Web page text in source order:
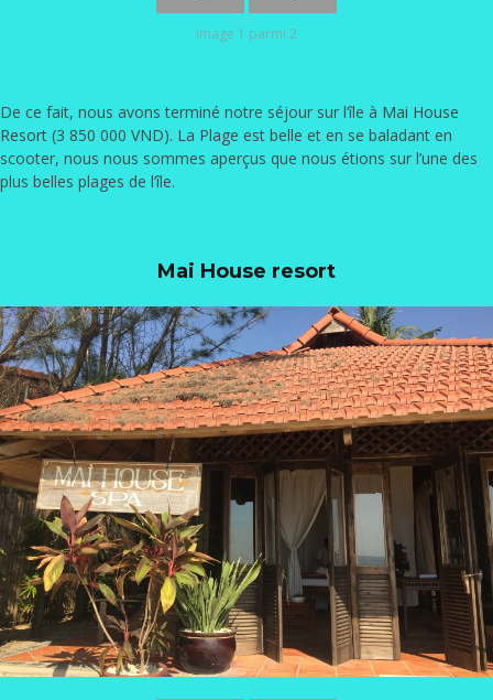
Image 1 parmi 2
De ce fait, nous avons terminé notre séjour sur l’île à Mai House
Resort (3 850 000 VND). La Plage est belle et en se baladant en
scooter, nous nous sommes aperçus que nous étions sur l’une des
plus belles plages de l’île.
Mai House resort